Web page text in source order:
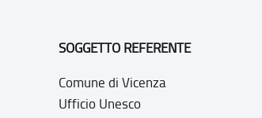
SOGGETTO REFERENTE
Comune di Vicenza
Ufficio Unesco